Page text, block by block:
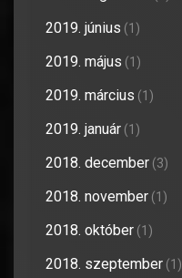
2019. június (1)
2019. május (1)
2019. március (1)
2019. január (1)
2018. december (3)
2018. november (1)
2018. október (1)
2018. szeptember (1)